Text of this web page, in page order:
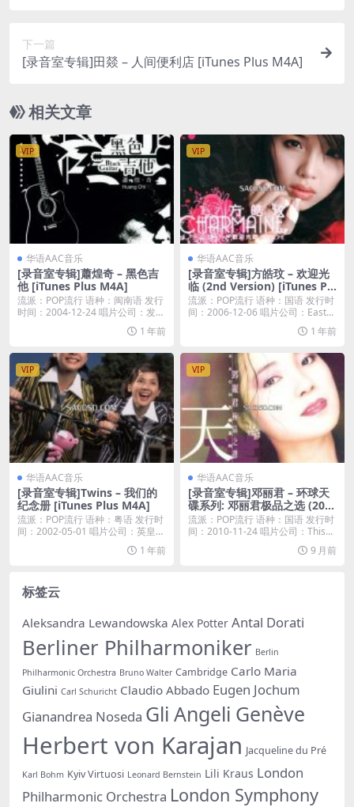
下一篇
[录音室专辑]田燚 – 人间便利店 [iTunes Plus M4A]
相关文章
VIP
华语AAC音乐
[录音室专辑]蕭煌奇 – 黑色吉
他 [iTunes Plus M4A]
流派：POP流行 语种：闽南语 发行
时间：2004-12-24 唱片公司：发现
1 年前
VIP
华语AAC音乐
[录音室专辑]方皓玟 – 欢迎光
临 (2nd Version) [iTunes Pl
us M4A]
流派：POP流行 语种：国语 发行时
间：2006-12-06 唱片公司：East...
1 年前
VIP
华语AAC音乐
[录音室专辑]Twins – 我们的
纪念册 [iTunes Plus M4A]
流派：POP流行 语种：粤语 发行时
间：2002-05-01 唱片公司：英皇唱
1 年前
VIP
华语AAC音乐
[录音室专辑]邓丽君 – 环球天
碟系列: 邓丽君极品之选 (201
0) [iTunes Plus M4A]
流派：POP流行 语种：国语 发行时
间：2010-11-24 唱片公司：This...
9 月前
标签云
Aleksandra Lewandowska Alex Potter Antal Dorati
Berliner Philharmoniker Berlin
Philharmonic Orchestra Bruno Walter Cambridge Carlo Maria
Giulini Carl Schuricht Claudio Abbado Eugen Jochum
Gianandrea Noseda Gli Angeli Genève
Herbert von Karajan Jacqueline du Pré
Karl Bohm Kyiv Virtuosi Leonard Bernstein Lili Kraus London
Philharmonic Orchestra London Symphony